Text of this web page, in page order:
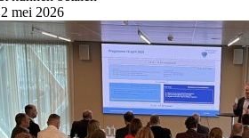
mei 2026